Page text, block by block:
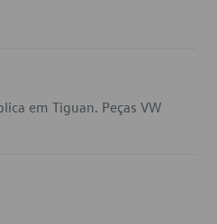
em Tiguan. Peças VW